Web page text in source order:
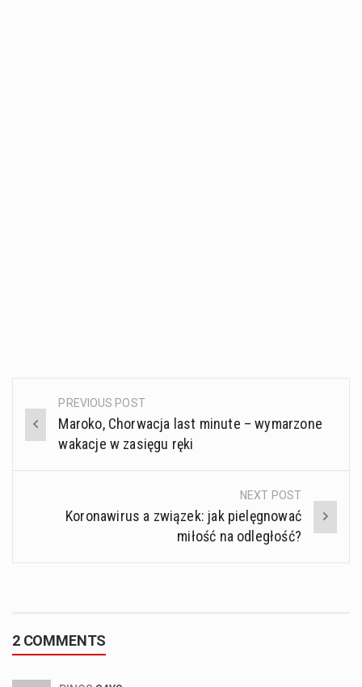
Post
navigation
PREVIOUS POST
Maroko, Chorwacja last minute – wymarzone
wakacje w zasięgu ręki
NEXT POST
Koronawirus a związek: jak pielęgnować
miłość na odległość?
2 COMMENTS